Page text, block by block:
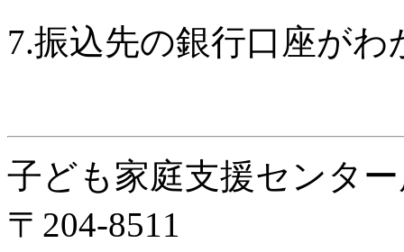
7.振込先の銀行口座がわ
子ども家庭支援センタ
〒204-8511